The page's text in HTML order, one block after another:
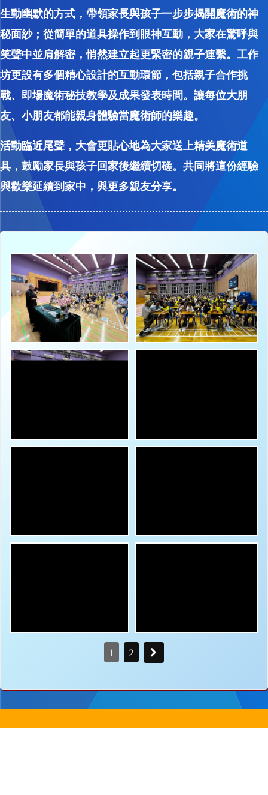
生動幽默的方式，帶領家長與孩子一步步揭開魔術的神
秘面紗；從簡單的道具操作到眼神互動，大家在驚呼與
笑聲中並肩解密，悄然建立起更緊密的親子連繫。工作
坊更設有多個精心設計的互動環節，包括親子合作挑
戰、即場魔術秘技教學及成果發表時間。讓每位大朋
友、小朋友都能親身體驗當魔術師的樂趣。
活動臨近尾聲，大會更貼心地為大家送上精美魔術道
具，鼓勵家長與孩子回家後繼續切磋。共同將這份經驗
與歡樂延續到家中，與更多親友分享。
1 2